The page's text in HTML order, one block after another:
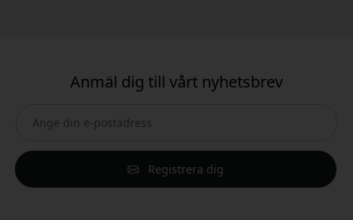
Anmäl dig till vårt nyhetsbrev
Registrera dig